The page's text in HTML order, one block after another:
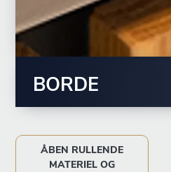
BORDE
ÅBEN RULLENDE
MATERIEL OG